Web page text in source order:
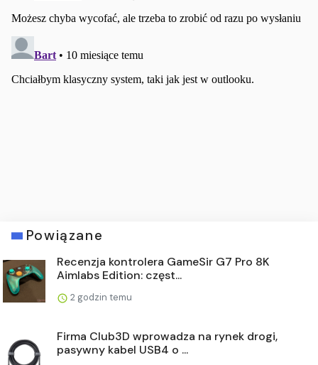
Powiązane
Recenzja kontrolera GameSir G7 Pro 8K
Aimlabs Edition: częst...
2 godzin temu
Firma Club3D wprowadza na rynek drogi,
pasywny kabel USB4 o ...